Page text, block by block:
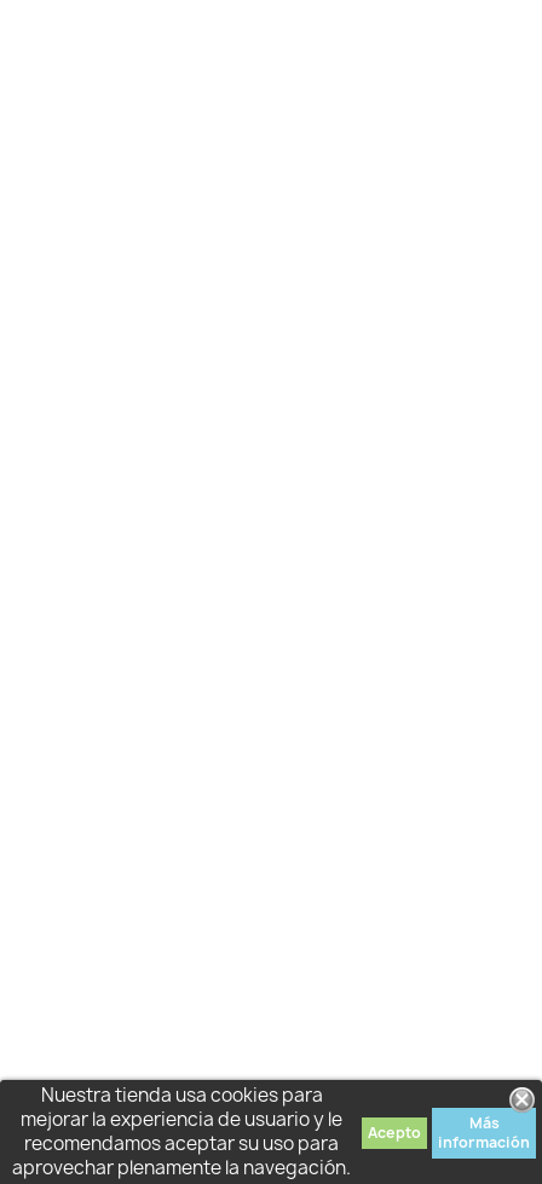
Nuestra tienda usa cookies para
mejorar la experiencia de usuario y le
recomendamos aceptar su uso para
aprovechar plenamente la navegación.
Acepto
Más
información